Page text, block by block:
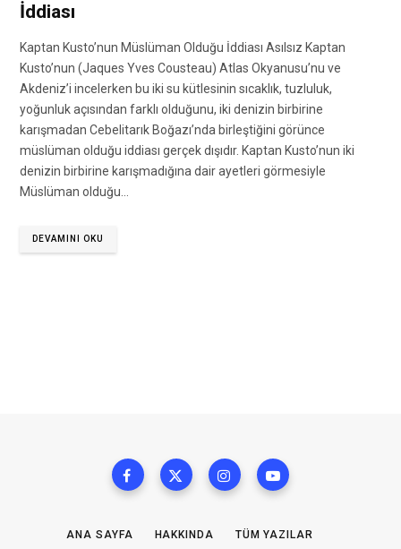
İddiası
Kaptan Kusto’nun Müslüman Olduğu İddiası Asılsız Kaptan
Kusto’nun (Jaques Yves Cousteau) Atlas Okyanusu’nu ve
Akdeniz’i incelerken bu iki su kütlesinin sıcaklık, tuzluluk,
yoğunluk açısından farklı olduğunu, iki denizin birbirine
karışmadan Cebelitarık Boğazı’nda birleştiğini görünce
müslüman olduğu iddiası gerçek dışıdır. Kaptan Kusto’nun iki
denizin birbirine karışmadığına dair ayetleri görmesiyle
Müslüman olduğu…
DEVAMINI OKU
ANA SAYFA HAKKINDA TÜM YAZILAR